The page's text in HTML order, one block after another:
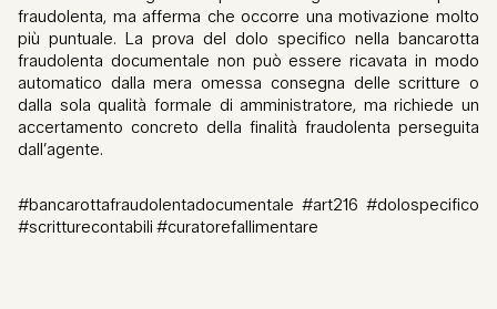
fraudolenta, ma afferma che occorre una motivazione molto
più puntuale. La prova del dolo specifico nella bancarotta
fraudolenta documentale non può essere ricavata in modo
automatico dalla mera omessa consegna delle scritture o
dalla sola qualità formale di amministratore, ma richiede un
accertamento concreto della finalità fraudolenta perseguita
dall’agente.
#bancarottafraudolentadocumentale #art216 #dolospecifico
#scritturecontabili #curatorefallimentare